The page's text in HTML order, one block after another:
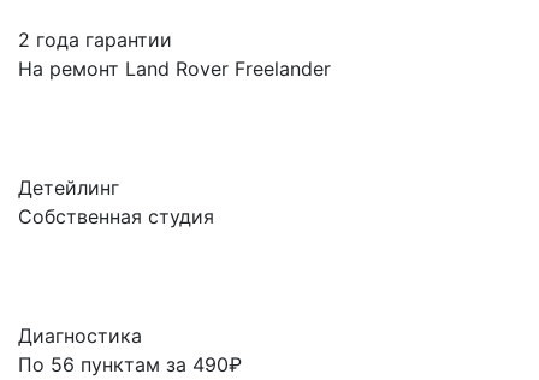
2 года гарантии
На ремонт Land Rover Freelander
Детейлинг
Собственная студия
Диагностика
По 56 пунктам за 490₽